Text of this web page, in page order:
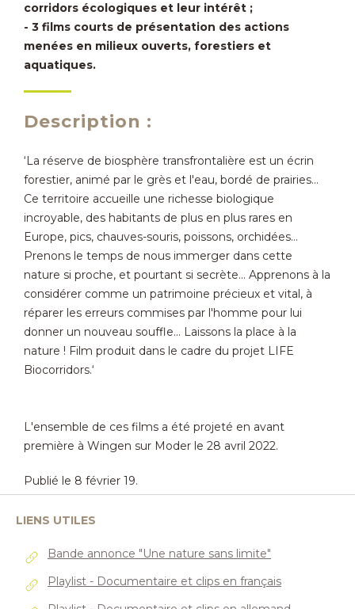
Milieu forestier
corridors écologiques et leur intérêt ;
- 3 films courts de présentation des actions
menées en milieux ouverts, forestiers et
aquatiques.
Description :
‘La réserve de biosphère transfrontalière est un écrin
forestier, animé par le grès et l'eau, bordé de prairies…
Ce territoire accueille une richesse biologique
incroyable, des habitants de plus en plus rares en
Europe, pics, chauves-souris, poissons, orchidées…
Prenons le temps de nous immerger dans cette
nature si proche, et pourtant si secrète... Apprenons à la
considérer comme un patrimoine précieux et vital, à
réparer les erreurs commises par l'homme pour lui
donner un nouveau souffle... Laissons la place à la
nature ! Film produit dans le cadre du projet LIFE
Biocorridors.‘
L'ensemble de ces films a été projeté en avant
première à Wingen sur Moder le 28 avril 2022.
Publié le 8 février 19.
LIENS UTILES
Bande annonce "Une nature sans limite"
Playlist - Documentaire et clips en français